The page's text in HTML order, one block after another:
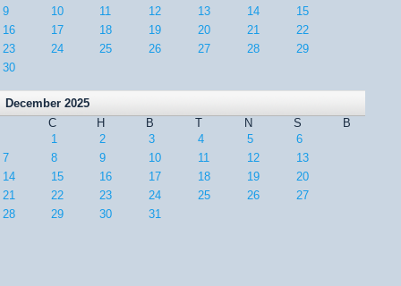
9
10 11 12 13 14
15
16
17 18 19 20 21
22
23
24 25 26 27 28
29
30
December 2025
C
H B T N S
B
1
2 3 4 5
6
7
8 9 10 11 12
13
14
15 16 17 18 19
20
21
22 23 24 25 26
27
28
29 30 31